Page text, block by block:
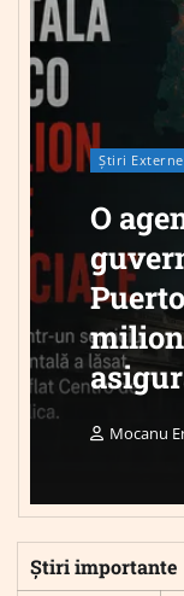
Știri Externe
O
milion
Mocanu
Știri importante